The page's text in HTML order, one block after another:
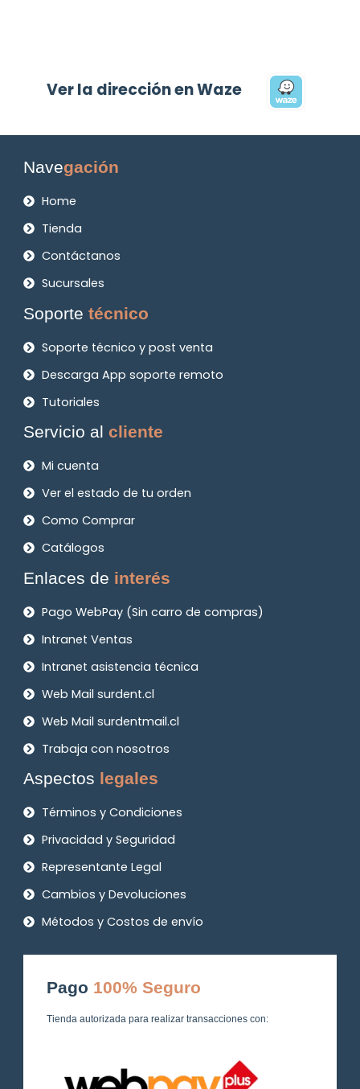
Ver la dirección en Waze
Navegación
Home
Tienda
Contáctanos
Sucursales
Soportetécnico
Soporte técnico y post venta
Descarga App soporte remoto
Tutoriales
Servicio alcliente
Mi cuenta
Ver el estado de tu orden
Como Comprar
Catálogos
Enlaces de interés
Pago WebPay (Sin carro de compras)
Intranet Ventas
Intranet asistencia técnica
Web Mail surdent.cl
Web Mail surdentmail.cl
Trabaja con nosotros
Aspectos legales
Términos y Condiciones
Privacidad y Seguridad
Representante Legal
Cambios y Devoluciones
Métodos y Costos de envío
Pago 100% Seguro
Tienda autorizada para realizar transacciones con: